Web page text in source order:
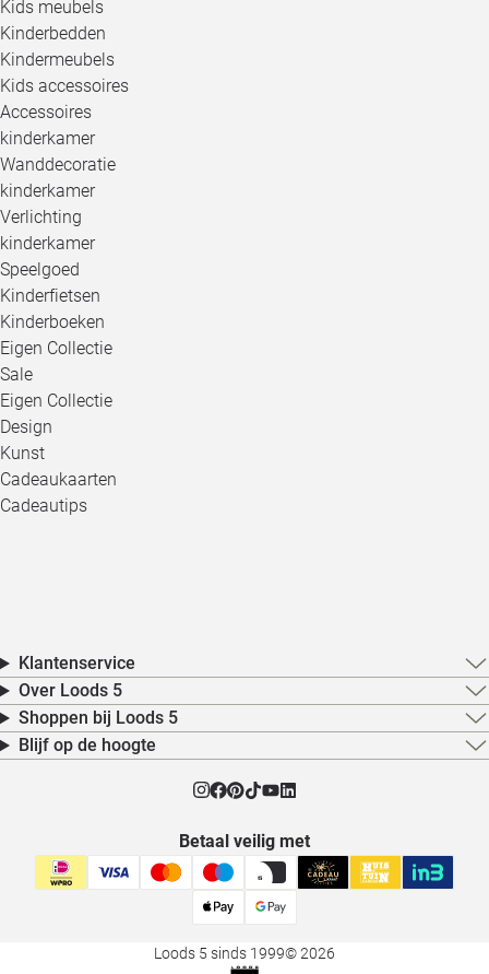
Kids meubels
Kinderbedden
Kindermeubels
Kids accessoires
Accessoires
kinderkamer
Wanddecoratie
kinderkamer
Verlichting
kinderkamer
Speelgoed
Kinderfietsen
Kinderboeken
Eigen Collectie
Sale
Eigen Collectie
Design
Kunst
Cadeaukaarten
Cadeautips
Klantenservice
Over Loods 5
Shoppen bij Loods 5
Blijf op de hoogte
Betaal veilig met
Loods 5 sinds 1999© 2026